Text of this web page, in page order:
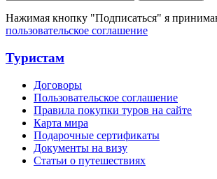
Нажимая кнопку "Подписаться" я
пользовательское соглашение
Туристам
Договоры
Пользовательское соглашение
Правила покупки туров на сайте
Карта мира
Подарочные сертификаты
Документы на визу
Статьи о путешествиях